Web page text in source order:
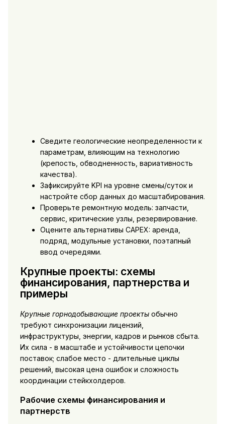
Сведите геологические неопределенности к
параметрам, влияющим на технологию
(крепость, обводненность, вариативность
качества).
Зафиксируйте KPI на уровне смены/суток и
настройте сбор данных до масштабирования.
Проверьте ремонтную модель: запчасти,
сервис, критические узлы, резервирование.
Оцените альтернативы CAPEX: аренда,
подряд, модульные установки, поэтапный
ввод очередями.
Крупные проекты: схемы
финансирования, партнерства и
примеры
Крупные горнодобывающие проектыобычно
требуют синхронизации лицензий,
инфраструктуры, энергии, кадров и рынков сбыта.
Их сила - в масштабе и устойчивости цепочки
поставок; слабое место - длительные циклы
решений, высокая цена ошибок и сложность
координации стейкхолдеров.
Рабочие схемы финансирования и
партнерств